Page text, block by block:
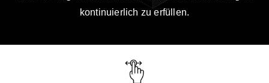
kontinuierlich zu erfüllen.